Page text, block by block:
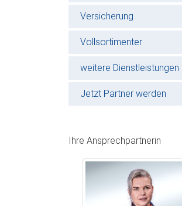
Versicherung
Vollsortimenter
weitere Dienstleistungen
Jetzt Partner werden
Ihre Ansprechpartnerin